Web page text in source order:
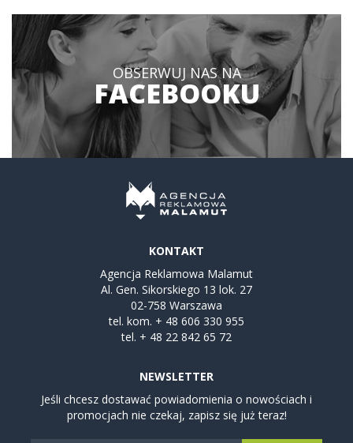
OBSERWUJ NAS NA
FACEBOOKU
KONTAKT
Agencja Reklamowa Malamut
Al. Gen. Sikorskiego 13 lok. 27
02-758 Warszawa
tel. kom. + 48 606 330 955
tel. + 48 22 842 65 72
NEWSLETTER
Jeśli chcesz dostawać powiadomienia o nowościach i
promocjach nie czekaj, zapisz się już teraz!